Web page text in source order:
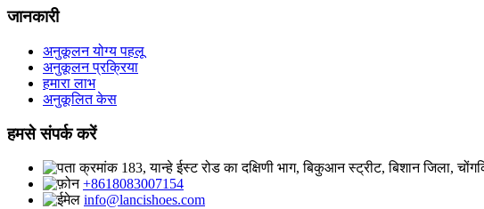
जानकारी
अनुकूलन योग्य पहलू
अनुकूलन प्रक्रिया
हमारा लाभ
अनुकूलित केस
हमसे संपर्क करें
क्रमांक 183, यान्हे ईस्ट रोड का दक्षिणी भाग, बिकुआन स्ट्रीट, बिशान जिला,
+8618083007154
info@lancishoes.com